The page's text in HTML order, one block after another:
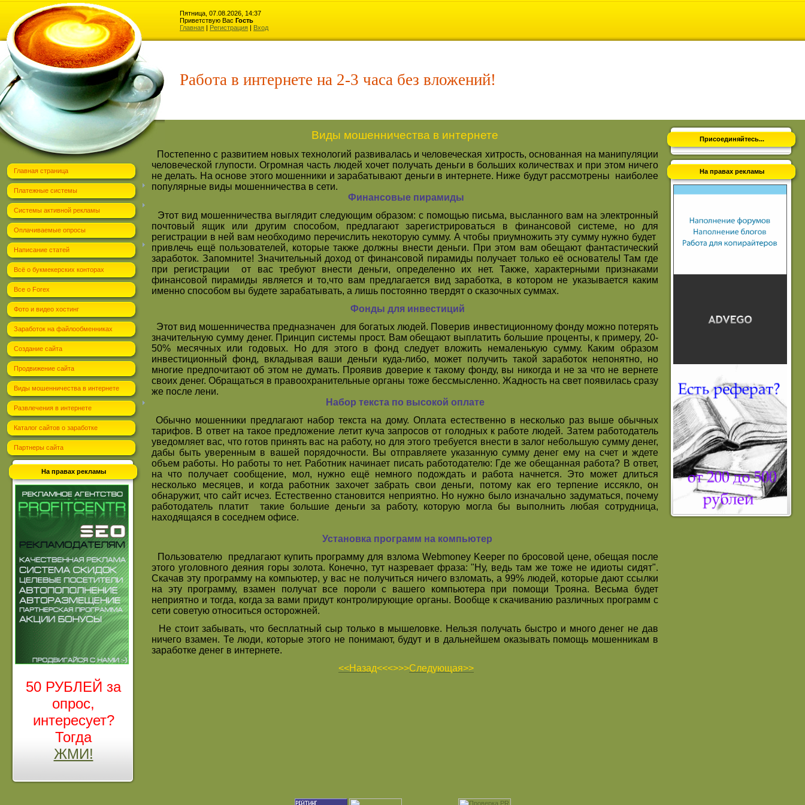
Пятница, 07.08.2026, 14:37
Приветствую Вас Гость
Главная | Регистрация | Вход
Работа в интернете на 2-3 часа без вложений!
Главная страница
Платежные системы
Системы активной рекламы
Оплачиваемые опросы
Написание статей
Всё о букмекерских конторах
Все о Forex
Фото и видео хостинг
Заработок на файлообменниках
Создание сайта
Продвижение сайта
Виды мошенничества в интернете
Развлечения в интернете
Каталог сайтов о заработке
Партнеры сайта
На правах рекламы
50 РУБЛЕЙ за
опрос,
интересует?
Тогда
ЖМИ!
Виды мошенничества в интернете
Постепенно с развитием новых технологий развивалась и человеческая хитрость, основанная на манипуляции
человеческой глупости. Огромная часть людей хочет получать деньги в больших количествах и при этом ничего
не делать. На основе этого мошенники и зарабатывают деньги в интернете. Ниже будут рассмотрены наиболее
популярные виды мошенничества в сети.
Финансовые пирамиды
Этот вид мошенничества выглядит следующим образом: с помощью письма, высланного вам на электронный
почтовый ящик или другим способом, предлагают зарегистрироваться в финансовой системе, но для
регистрации в ней вам необходимо перечислить некоторую сумму. А чтобы приумножить эту сумму нужно будет
привлечь ещё пользователей, которые также должны внести деньги. При этом вам обещают фантастический
заработок. Запомните! Значительный доход от финансовой пирамиды получает только её основатель! Там где
при регистрации от вас требуютвнести деньги, определенно их нет. Также, характерными признаками
финансовой пирамиды является и то,что вам предлагается вид заработка, в котором не указывается каким
именно способом вы будете зарабатывать, а лишь постоянно твердят о сказочных суммах.
Фонды для инвестиций
Этот вид мошенничества предназначен для богатых людей. Поверив инвестиционному фонду можно потерять
значительную сумму денег. Принцип системы прост. Вам обещают выплатить большие проценты, к примеру, 20-
50% месячных или годовых. Но для этого в фонд следует вложить немаленькую сумму. Каким образом
инвестиционный фонд, вкладывая ваши деньги куда-либо, может получить такой заработок непонятно, но
многие предпочитают об этом не думать. Проявив доверие к такому фонду, вы никогда и не за что не вернете
своих денег. Обращаться в правоохранительные органы тоже бессмысленно. Жадность на свет появилась сразу
же после лени.
Набор текста по высокой оплате
Обычно мошенники предлагают набор текста на дому. Оплата естественно в несколько раз выше обычных
тарифов. В ответ на такое предложение летит куча запросов от голодных к работе людей. Затем работодатель
уведомляет вас, что готов принять вас на работу, но для этого требуется внести в залог небольшую сумму денег,
дабы быть уверенным в вашей порядочности. Вы отправляете указанную сумму денег ему на счет и ждете
объем работы. Но работы то нет. Работник начинает писать работодателю: Где же обещанная работа? В ответ,
на что получает сообщение, мол, нужно ещё немного подождать и работа начнется. Это может длиться
несколько месяцев, и когда работник захочет забрать свои деньги, потому как его терпение иссякло, он
обнаружит, что сайт исчез. Естественно становится неприятно. Но нужно было изначально задуматься, почему
работодатель платит такие большие деньгиза работу, которую могла бы выполнить любая сотрудница,
находящаяся в соседнем офисе.
Установка программ на компьютер
Пользователю предлагают купить программу для взлома Webmoney Keeper по бросовой цене, обещая после
этого уголовного деяния горы золота. Конечно, тут назревает фраза: "Ну, ведь там же тоже не идиоты сидят".
Скачав эту программу на компьютер, у вас не получиться ничего взломать, а 99% людей, которые дают ссылки
на эту программу, взамен получат все пороли с вашего компьютера при помощи Трояна. Весьма будет
неприятно и тогда, когда за вами придут контролирующие органы. Вообще к скачиванию различных программ с
сети советую относиться осторожней.
Не стоит забывать, что бесплатный сыр только в мышеловке. Нельзя получать быстро и много денег не дав
ничего взамен. Те люди, которые этого не понимают, будут и в дальнейшем оказывать помощь мошенникам в
заработке денег в интернете.
<<Назад<<<>>>Следующая>>
Присоединяйтесь...
На правах рекламы